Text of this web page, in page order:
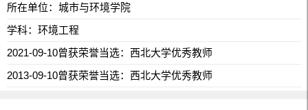
所在单位：城市与环境学院
学科：环境工程
2021-09-10曾获荣誉当选：西北大学优秀教师
2013-09-10曾获荣誉当选：西北大学优秀教师